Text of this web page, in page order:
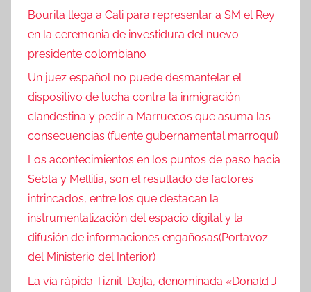
Bourita llega a Cali para representar a SM el Rey
en la ceremonia de investidura del nuevo
presidente colombiano
Un juez español no puede desmantelar el
dispositivo de lucha contra la inmigración
clandestina y pedir a Marruecos que asuma las
consecuencias (fuente gubernamental marroquí)
Los acontecimientos en los puntos de paso hacia
Sebta y Mellilia, son el resultado de factores
intrincados, entre los que destacan la
instrumentalización del espacio digital y la
difusión de informaciones engañosas(Portavoz
del Ministerio del Interior)
La vía rápida Tiznit-Dajla, denominada «Donald J.